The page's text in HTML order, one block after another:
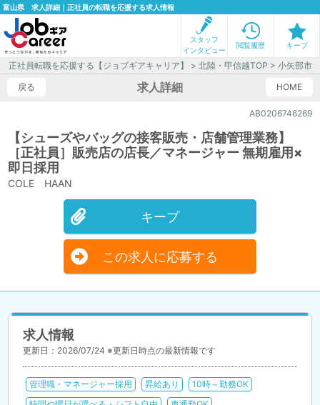
富山県 求人詳細｜正社員の転職を応援する求人情報
スタッフ
インタビュー
閲覧履歴 キープ
正社員転職を応援する【ジョブギアキャリア】 >北陸・甲信越TOP >小矢部市
戻る
HOME
求人詳細
AB0206746269
【シューズやバッグの接客販売・店舗管理業務】
［正社員］販売店の店長／マネージャー 無期雇用×
即日採用
COLE HAAN
キープ
この求人に応募する
求人情報
更新日：2026/07/24 ※更新日時点の最新情報です
管理職・マネージャー採用 昇給あり
10時～勤務OK